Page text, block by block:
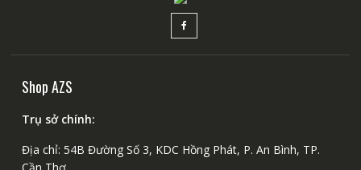
Shop AZS
Trụ sở chính:
Địa chỉ: 54B Đường Số 3, KDC Hồng Phát, P. An Bình, TP.